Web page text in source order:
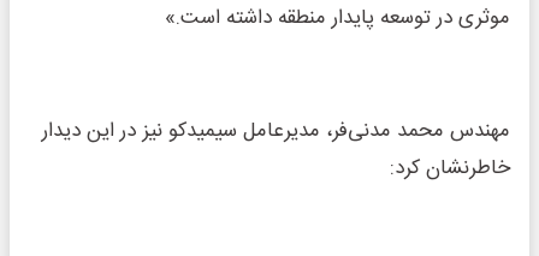
موثری در توسعه پایدار منطقه داشته است.»
مهندس محمد مدنی‌فر، مدیرعامل سیمیدکو نیز در این دیدار
خاطرنشان کرد: